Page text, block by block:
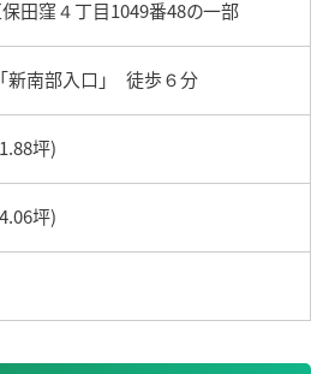
田窪４丁目1049番48の一部
新南部入口」 徒歩６分
坪)
坪)